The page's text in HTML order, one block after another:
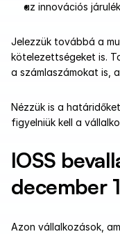
az innovációs
Jelezzük továbbá a
kötelezettségeket is.
a számlaszámokat is,
Nézzük is a
figyelniük kell a
IOSS
december
Azon vállalkozások,